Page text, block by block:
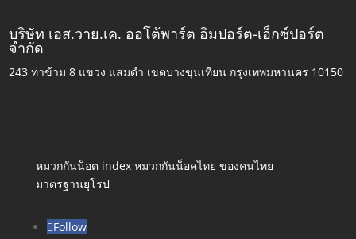
บริษัท เอส.วาย.เค. ออโต้พาร์ต อิมปอร์ต-เอ็กซ์ปอร์ต
จำกัด
243 ท่าข้าม 8 แขวง แสมดำ เขตบางขุนเทียน กรุงเทพมหานคร 10150
หมวกกันน็อต index หมวกกันน็อคไทย ของคนไทย
มาตรฐานยุโรป
Follow